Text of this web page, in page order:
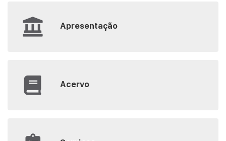
Apresentação
Acervo